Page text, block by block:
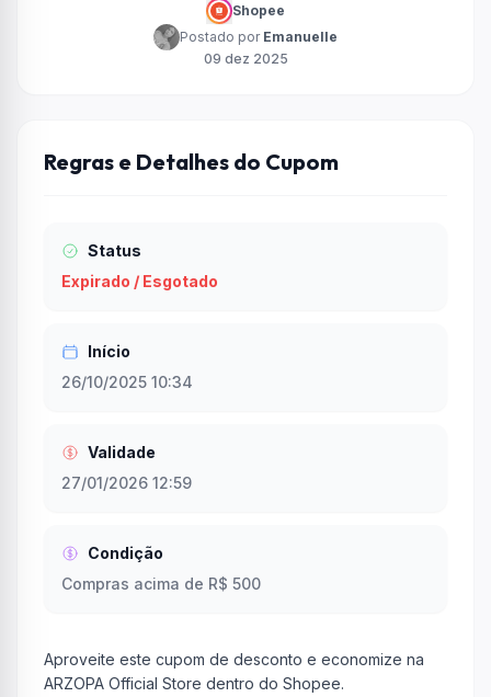
Shopee
Postado por Emanuelle
09 dez 2025
Regras e Detalhes do Cupom
Status
Expirado / Esgotado
Início
26/10/2025 10:34
Validade
27/01/2026 12:59
Condição
Compras acima de R$ 500
Aproveite este cupom de desconto e economize na
ARZOPA Official Store dentro do Shopee.